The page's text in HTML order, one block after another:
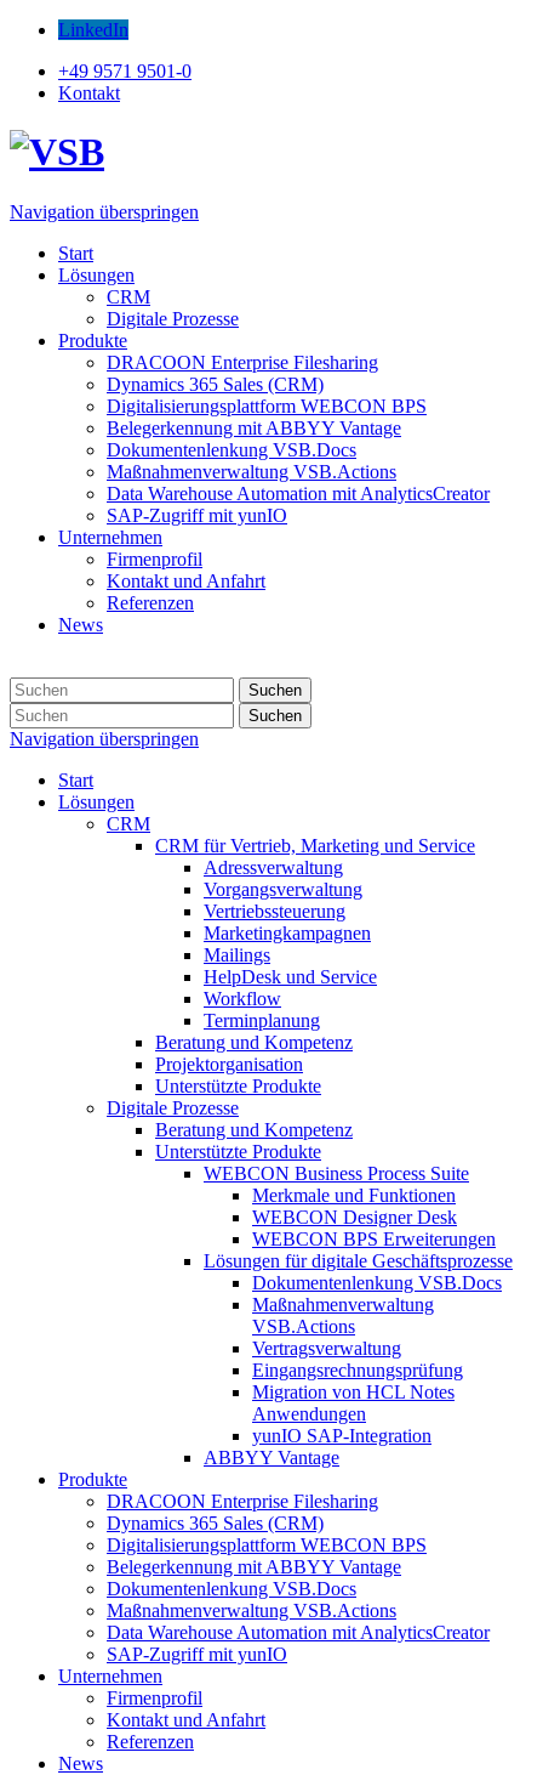
LinkedIn
+49 9571 9501-0
Kontakt
Navigation überspringen
Start
Lösungen
CRM
Digitale Prozesse
Produkte
DRACOON Enterprise Filesharing
Dynamics 365 Sales (CRM)
Digitalisierungsplattform WEBCON BPS
Belegerkennung mit ABBYY Vantage
Dokumentenlenkung VSB.Docs
Maßnahmenverwaltung VSB.Actions
Data Warehouse Automation mit AnalyticsCreator
SAP-Zugriff mit yunIO
Unternehmen
Firmenprofil
Kontakt und Anfahrt
Referenzen
News
Suchen
Suchen
Navigation überspringen
Start
Lösungen
CRM
CRM für Vertrieb, Marketing und Service
Adressverwaltung
Vorgangsverwaltung
Vertriebssteuerung
Marketingkampagnen
Mailings
HelpDesk und Service
Workflow
Terminplanung
Beratung und Kompetenz
Projektorganisation
Unterstützte Produkte
Digitale Prozesse
Beratung und Kompetenz
Unterstützte Produkte
WEBCON Business Process Suite
Merkmale und Funktionen
WEBCON Designer Desk
WEBCON BPS Erweiterungen
Lösungen für digitale Geschäftsprozesse
Dokumentenlenkung VSB.Docs
Maßnahmenverwaltung
VSB.Actions
Vertragsverwaltung
Eingangsrechnungs­prüfung
Migration von HCL Notes
Anwendungen
yunIO SAP-Integration
ABBYY Vantage
Produkte
DRACOON Enterprise Filesharing
Dynamics 365 Sales (CRM)
Digitalisierungsplattform WEBCON BPS
Belegerkennung mit ABBYY Vantage
Dokumentenlenkung VSB.Docs
Maßnahmenverwaltung VSB.Actions
Data Warehouse Automation mit AnalyticsCreator
SAP-Zugriff mit yunIO
Unternehmen
Firmenprofil
Kontakt und Anfahrt
Referenzen
News